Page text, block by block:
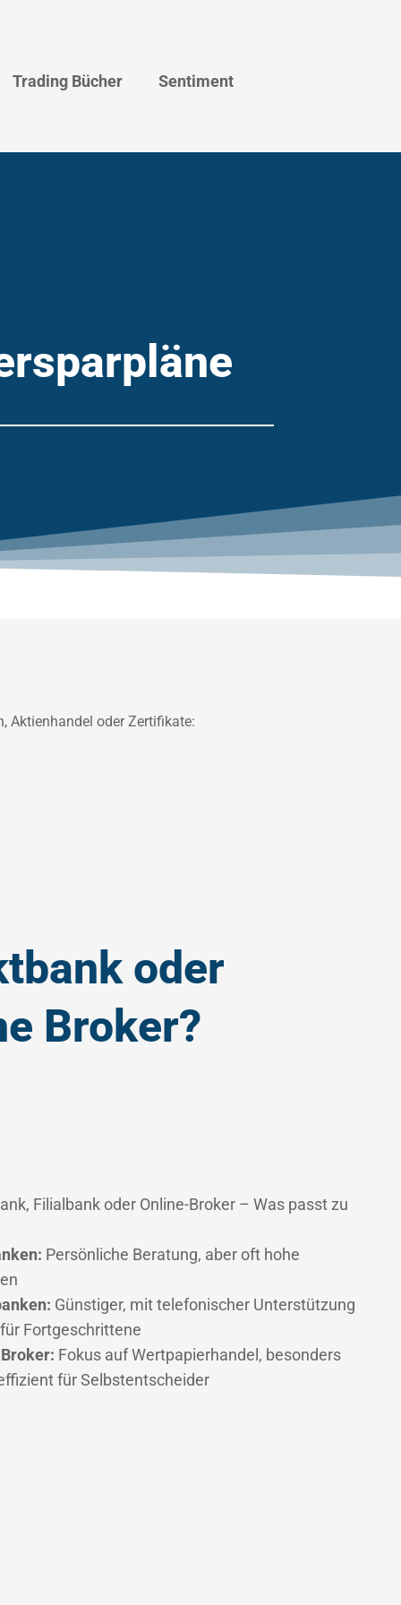
Trading Bücher Sentiment
Aktienhandel oder Zertifikate:
oder
Broker?
Filialbank oder Online-Broker – Was passt zu
Persönliche Beratung, aber oft hohe
Günstiger, mit telefonischer Unterstützung
Fortgeschrittene
Fokus auf Wertpapierhandel, besonders
für Selbstentscheider